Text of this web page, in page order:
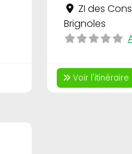
ZI des
Brignoles
Voir l'itinéraire